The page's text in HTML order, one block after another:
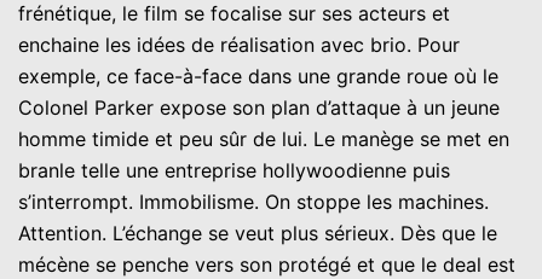
frénétique, le film se focalise sur ses acteurs et
enchaine les idées de réalisation avec brio. Pour
exemple, ce face-à-face dans une grande roue où le
Colonel Parker expose son plan d’attaque à un jeune
homme timide et peu sûr de lui. Le manège se met en
branle telle une entreprise hollywoodienne puis
s’interrompt. Immobilisme. On stoppe les machines.
Attention. L’échange se veut plus sérieux. Dès que le
mécène se penche vers son protégé et que le deal est